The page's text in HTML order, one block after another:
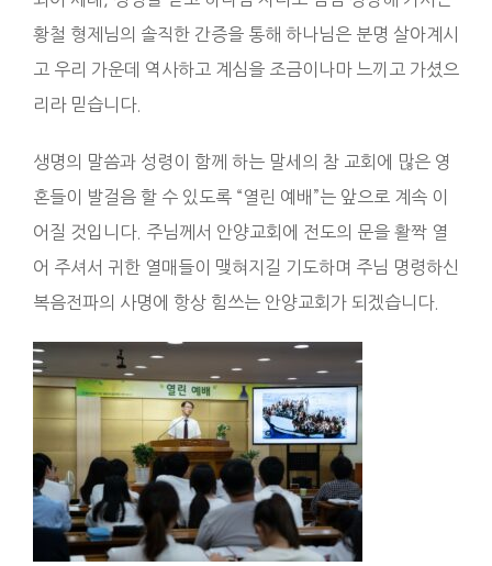
황철 형제님의 솔직한 간증을 통해 하나님은 분명 살아계시
고 우리 가운데 역사하고 계심을 조금이나마 느끼고 가셨으
리라 믿습니다.
생명의 말씀과 성령이 함께 하는 말세의 참 교회에 많은 영
혼들이 발걸음 할 수 있도록 “열린 예배”는 앞으로 계속 이
어질 것입니다. 주님께서 안양교회에 전도의 문을 활짝 열
어 주셔서 귀한 열매들이 맺혀지길 기도하며 주님 명령하신
복음전파의 사명에 항상 힘쓰는 안양교회가 되겠습니다.